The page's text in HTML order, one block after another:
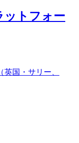
ットフォー
国・サリー、